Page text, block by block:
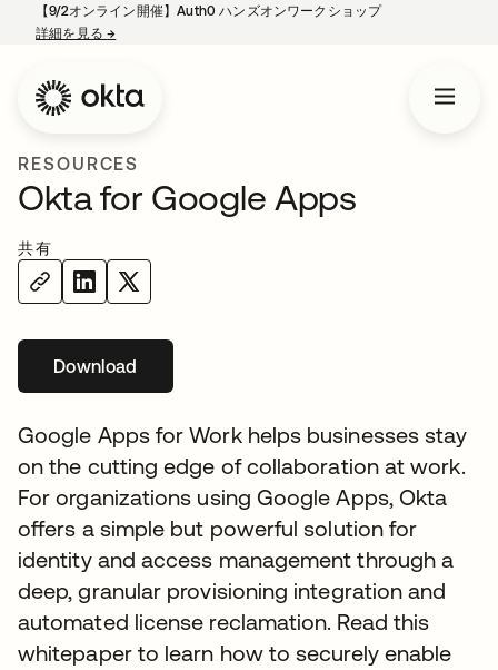
【9/2オンライン開催】Auth0 ハンズオンワークショップ
詳細を見る→
RESOURCES
Okta for Google Apps
共有
Download新しいタブで開く
Google Apps for Work helps businesses stay
on the cutting edge of collaboration at work.
For organizations using Google Apps, Okta
offers a simple but powerful solution for
identity and access management through a
deep, granular provisioning integration and
automated license reclamation. Read this
whitepaper to learn how to securely enable